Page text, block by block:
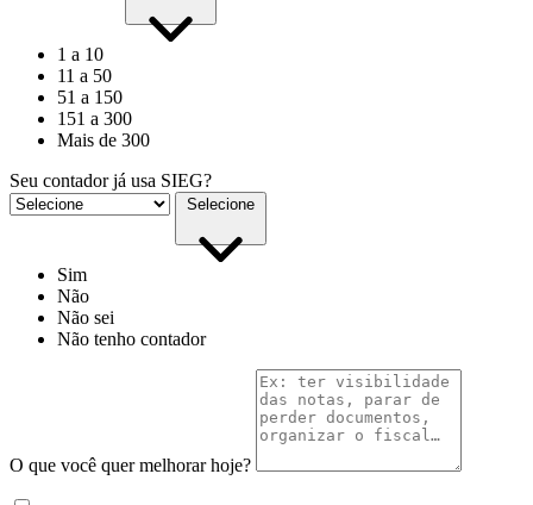
1 a 10
11 a 50
51 a 150
151 a 300
Mais de 300
Seu contador já usa SIEG?
Selecione
Sim
Não
Não sei
Não tenho contador
O que você quer melhorar hoje?